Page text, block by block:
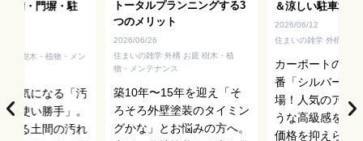
設備・門塀・駐
構 樹木・植物・メン
に気になる「汚
・使い勝手」。
よる土間の汚れ
トータルプランニングする3
つのメリット
2026/06/26
住まいの雑学 外構 お庭 樹木・植
物・メンテナンス
築10年〜15年を迎え「そ
ろそろ外壁塗装のタイミン
グかな」とお悩みの方へ。
＆涼しい駐車場づ
2026/06/12
住まいの雑学 外構 お庭
カーポートの屋
番「シルバーポ
場！人気のアル
うな高級感を持
価格を抑えられ